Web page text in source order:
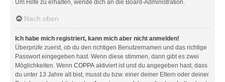
Um Hilfe zu erhalten, wende dich an die Board-Administration.
Nach oben
Ich habe mich registriert, kann mich aber nicht anmelden!
Überprüfe zuerst, ob du den richtigen Benutzernamen und das richtige
Passwort eingegeben hast. Wenn diese stimmen, dann gibt es zwei
Möglichkeiten. Wenn COPPA aktiviert ist und du angegeben hast, dass
du unter 13 Jahre alt bist, musst du bzw. einer deiner Eltern oder deiner